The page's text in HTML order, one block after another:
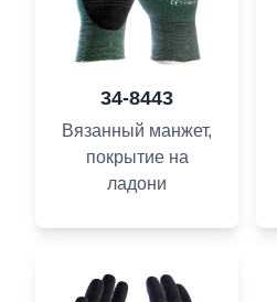
34-8443
Вязанный манжет,
покрытие на
ладони